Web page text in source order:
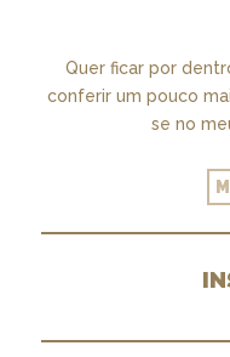
Quer ficar por
conferir um pouco
se no